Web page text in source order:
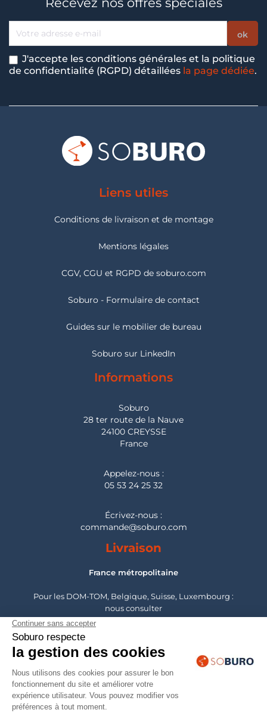
J'accepte les conditions générales et la politique
de confidentialité (RGPD) détaillées la page dédiée.
Liens utiles
Conditions de livraison et de montage
Mentions légales
CGV, CGU et RGPD de soburo.com
Soburo - Formulaire de contact
Guides sur le mobilier de bureau
Soburo sur LinkedIn
Informations
Soburo
28 ter route de la Nauve
24100 CREYSSE
France
Appelez-nous :
05 53 24 25 32
Écrivez-nous :
commande@soburo.com
Livraison
France métropolitaine
Pour les DOM-TOM, Belgique, Suisse, Luxembourg :
nous consulter
France métropolitaine
Pour les DOM-TOM, Belgique, Suisse, Luxembourg :
nous consulter